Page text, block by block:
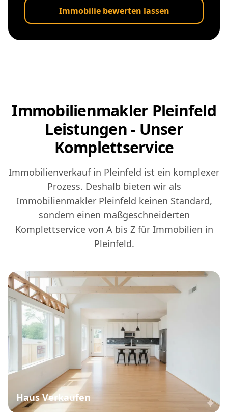
Immobilie bewerten lassen
Immobilienmakler Pleinfeld
Leistungen - Unser
Komplettservice
Immobilienverkauf in Pleinfeld ist ein komplexer
Prozess. Deshalb bieten wir als
Immobilienmakler Pleinfeld keinen Standard,
sondern einen maßgeschneiderten
Komplettservice von A bis Z für Immobilien in
Pleinfeld.
Haus Verkaufen